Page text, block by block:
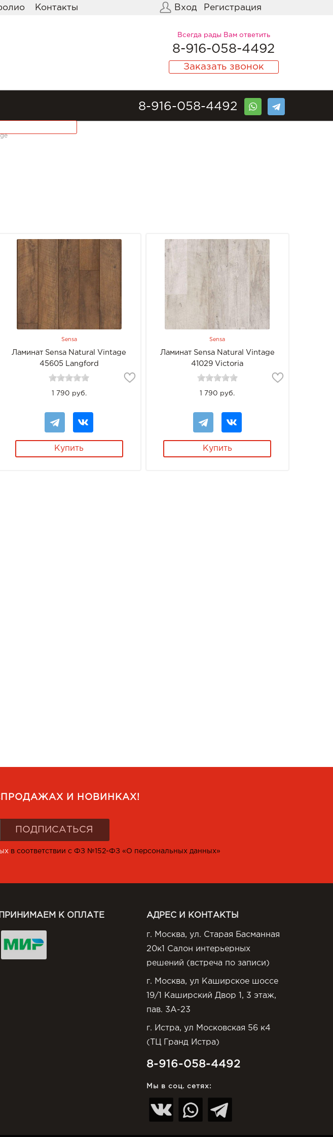
Контакты Вход Регистрация
Всегда рады Вам ответить
8-916-058-4492
Заказать звонок
8-916-058-4492
Sensa
Ламинат Sensa Natural Vintage
45605 Langford
1 790 руб.
Купить
Sensa
Ламинат Sensa Natural Vintage
41029 Victoria
1 790 руб.
Купить
И НОВИНКАХ!
в соответствии с ФЗ №152-ФЗ «О персональных данных»
ПРИНИМАЕМ К ОПЛАТЕ АДРЕС И КОНТАКТЫ
г. Москва, ул. Старая Басманная
20к1 Салон интерьерных
решений (встреча по записи)
г. Москва, ул Каширское шоссе
19/1 Каширский Двор 1, 3 этаж,
пав. 3А-23
г. Истра, ул Московская 56 к4
(ТЦ Гранд Истра)
8-916-058-4492
Мы в соц. сетях: